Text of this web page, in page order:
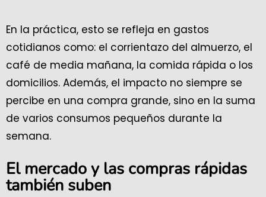
En la práctica, esto se refleja en gastos
cotidianos como: el corrientazo del almuerzo, el
café de media mañana, la comida rápida o los
domicilios. Además, el impacto no siempre se
percibe en una compra grande, sino en la suma
de varios consumos pequeños durante la
semana.
El mercado y las compras rápidas
también suben